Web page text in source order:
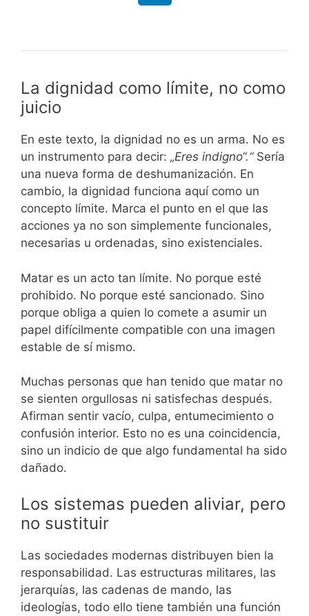
La dignidad como límite, no como
juicio
En este texto, la dignidad no es un arma. No es
un instrumento para decir: „Eres indigno“.“Sería
una nueva forma de deshumanización. En
cambio, la dignidad funciona aquí como un
concepto límite. Marca el punto en el que las
acciones ya no son simplemente funcionales,
necesarias u ordenadas, sino existenciales.
Matar es un acto tan límite. No porque esté
prohibido. No porque esté sancionado. Sino
porque obliga a quien lo comete a asumir un
papel difícilmente compatible con una imagen
estable de sí mismo.
Muchas personas que han tenido que matar no
se sienten orgullosas ni satisfechas después.
Afirman sentir vacío, culpa, entumecimiento o
confusión interior. Esto no es una coincidencia,
sino un indicio de que algo fundamental ha sido
dañado.
Los sistemas pueden aliviar, pero
no sustituir
Las sociedades modernas distribuyen bien la
responsabilidad. Las estructuras militares, las
jerarquías, las cadenas de mando, las
ideologías, todo ello tiene también una función